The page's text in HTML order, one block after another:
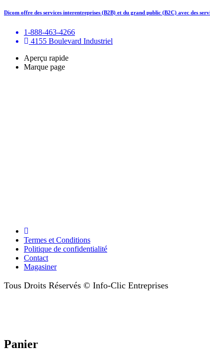
Dicom offre des services interentreprises (B2B) et du grand public (B2C) avec des
1-888-463-4266
4155 Boulevard Industriel
Aperçu rapide
Marque page
Termes et Conditions
Politique de confidentialité
Contact
Magasiner
Tous Droits Réservés © Info-Clic Entreprises
Panier